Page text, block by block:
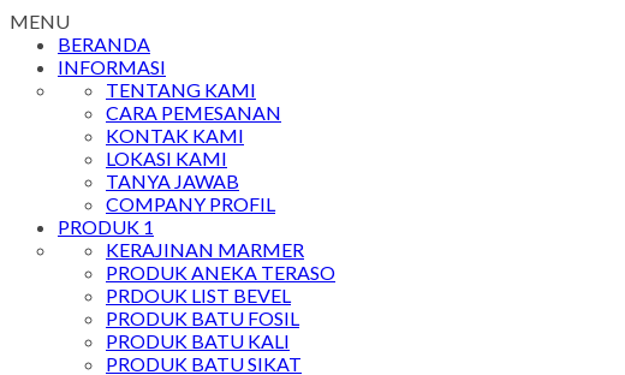
MENU
BERANDA
INFORMASI
TENTANG KAMI
CARA PEMESANAN
KONTAK KAMI
LOKASI KAMI
TANYA JAWAB
COMPANY PROFIL
PRODUK 1
KERAJINAN MARMER
PRODUK ANEKA TERASO
PRDOUK LIST BEVEL
PRODUK BATU FOSIL
PRODUK BATU KALI
PRODUK BATU SIKAT